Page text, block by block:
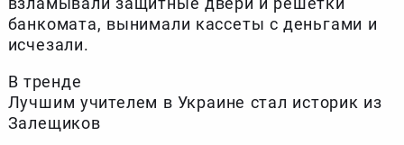
банкомата, вынимали кассеты с деньгами и
исчезали.
В тренде
Лучшим учителем в Украине стал историк из
Залещиков